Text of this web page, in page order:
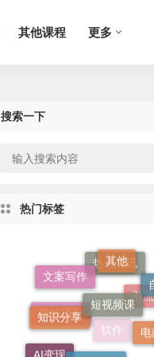
其他课程 更多
搜索一下
热门标签
热点资讯
引
文案写作
其他
AI变现
知识分享
短视频课
网创项目